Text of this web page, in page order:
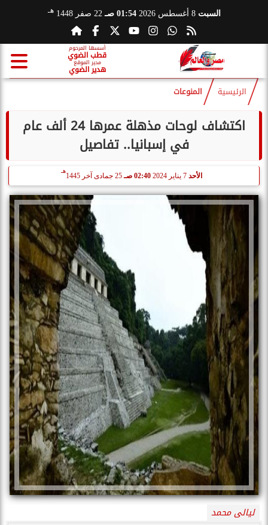
السبت 8 أغسطس 2026 01:54 صـ 22 صفر 1448 هـ
أسسها المرحوم
قطب الضوي
مدير الموقع
هدير الضوي
الرئيسية المنوعات
اكتشاف لوحات مذهلة عمرها 24 ألف عام
في إسبانيا.. تفاصيل
الأحد 02:40 صـ 25 جمادى آخر 1445
هـ
ليالى محمد